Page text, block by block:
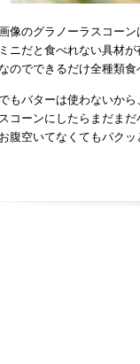
像のグラノーラスコーン
ミニだと食べれない具材
のでできるだけ全種類
もバターは使わないから
スコーンにしたらまだまだ
お腹空いてなくてもパク